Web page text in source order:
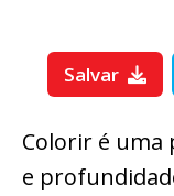
Salvar
Colorir é uma
e